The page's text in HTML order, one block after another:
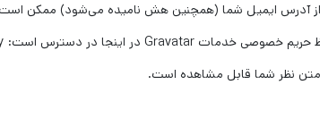
متن نظر شما قابل مشاهده است.